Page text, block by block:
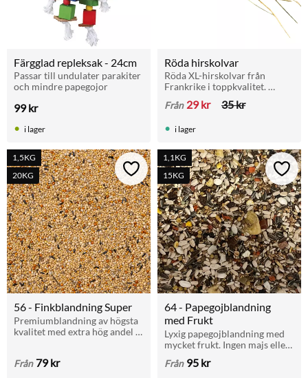
Färgglad repleksak - 24cm
Passar till undulater parakiter
och mindre papegojor
99kr
i lager
Röda hirskolvar
Röda XL-hirskolvar från
Frankrike i toppkvalitet.
Utmärkt vid häckning och
Från 29kr 35kr
i lager
56 - Finkblandning Super
Premiumblandning av högsta
kvalitet med extra hög andel
uppfödning av exotiska finkar.
Från 79kr
1,5KG
20KG
Lägg till i favoriter
64 - Papegojblandning
med Frukt
Lyxig papegojblandning med
mycket frukt. Ingen majs eller
papegojor.
Från 95 kr
1,1KG
15KG
Lägg